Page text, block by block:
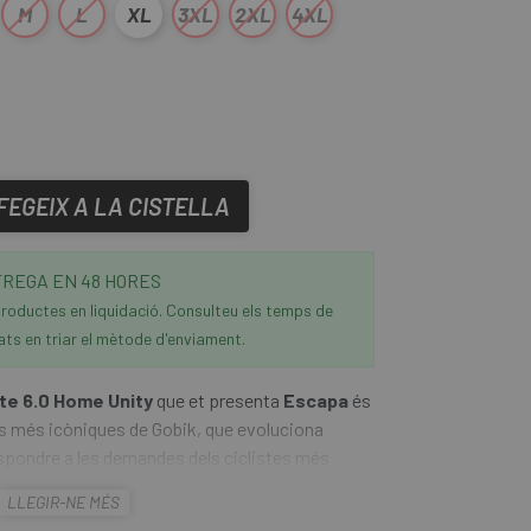
M L XL 3XL 2XL 4XL
A LA CISTELLA
EN 48 HORES
en liquidació. Consulteu els temps de
en triar el mètode d'enviament.
6.0 Home Unity que et presenta Escapa és
més icòniques de Gobik, que evoluciona
a les demandes dels ciclistes més
i un rendiment de referència davant de
LLEGIR-NE MÉS